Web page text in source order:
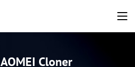
AOMEI Cloner